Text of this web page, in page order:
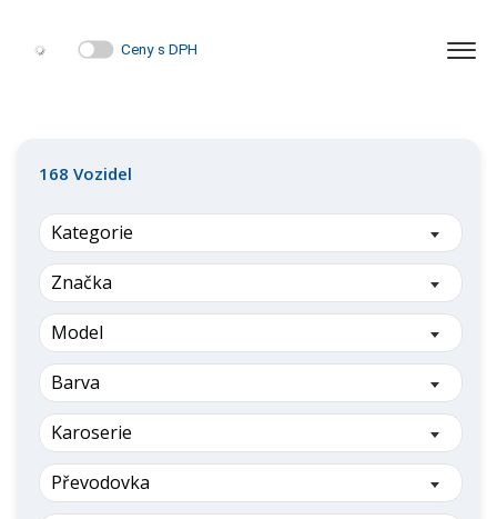
Ceny s DPH
168 Vozidel
Kategorie
Značka
Model
Barva
Karoserie
Převodovka